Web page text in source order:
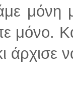
μόνη
μόνο.
άρχισε